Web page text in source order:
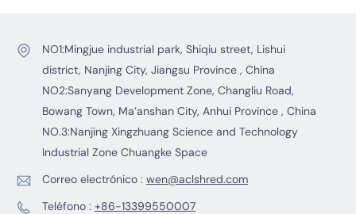
NO1:Mingjue industrial park, Shiqiu street, Lishui
district, Nanjing City, Jiangsu Province , China
NO2:Sanyang Development Zone, Changliu Road,
Bowang Town, Ma’anshan City, Anhui Province , China
NO.3:Nanjing Xingzhuang Science and Technology
Industrial Zone Chuangke Space
Correo electrónico : wen@aclshred.com
Teléfono : +86-13399550007